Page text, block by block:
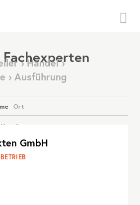
› Handel ›
› Ausführung
Ort
40 alle
GmbH